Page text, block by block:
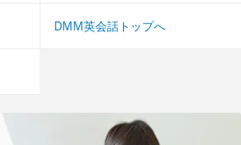
DMM英会話トップへ